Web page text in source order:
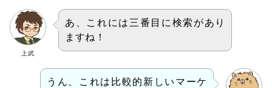
上武
あ、これには三番目に検索があり
ますね！
うん、これは比較的新しいマーケ